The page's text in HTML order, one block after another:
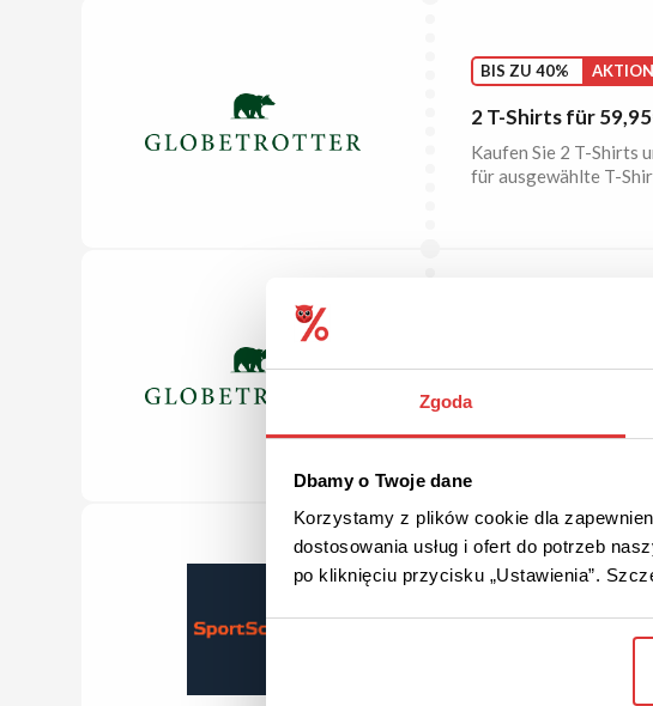
Zgoda
Dbamy o Twoje dane
Korzystamy z plików cookie dla
dostosowania usług i ofert do potrzeb
po kliknięciu przycisku „Ustawienia”.
BIS ZU 40% AKTION
2 T-Shirts für
Kaufen Sie 2 T-Shirts
für ausgewählte T-
Kostenfreier
Bei einem Warenwert
Versand.
VIELE VORTEILE
Vereins- &
Melden Sie Ihren
sichern Sie sich